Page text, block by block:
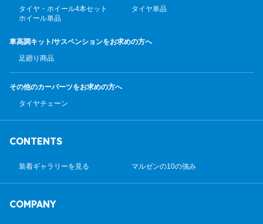
タイヤ・ホイール4本セット
タイヤ単品
ホイール単品
車高調キット/サスペンションをお求めの方へ
足廻り商品
その他のカーパーツをお求めの方へ
タイヤチェーン
CONTENTS
装着ギャラリーを見る マルゼンの10の強み
COMPANY